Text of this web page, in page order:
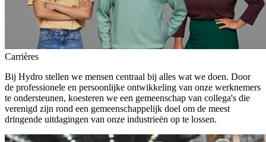
Carrières
Bij Hydro stellen we mensen centraal bij alles wat we doen. Door
de professionele en persoonlijke ontwikkeling van onze werknemers
te ondersteunen, koesteren we een gemeenschap van collega's die
verenigd zijn rond een gemeenschappelijk doel om de meest
dringende uitdagingen van onze industrieën op te lossen.